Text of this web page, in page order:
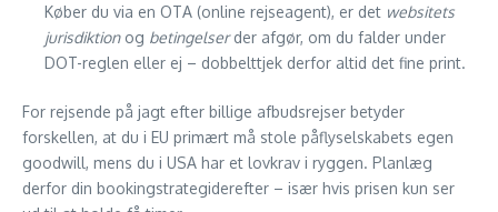
Køber du via en OTA (online rejseagent), er det websitets
jurisdiktionog betingelserder afgør, om du falder under
DOT-reglen eller ej – dobbelttjek derfor altid det fine print.
For rejsende på jagt efter billige afbudsrejser betyder
forskellen, at du i EU primært må stole påflyselskabets egen
goodwill, mens du i USA har et lovkrav i ryggen. Planlæg
derfor din bookingstrategiderefter – især hvis prisen kun ser